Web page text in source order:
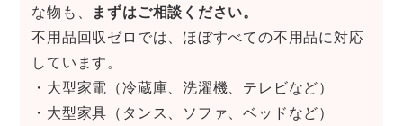
な物も、
まずはご相談ください。
不用品回収ゼロでは、ほぼすべての不用品に対応
しています。
・大型家電（冷蔵庫、洗濯機、テレビなど）
・大型家具（タンス、ソファ、ベッドなど）